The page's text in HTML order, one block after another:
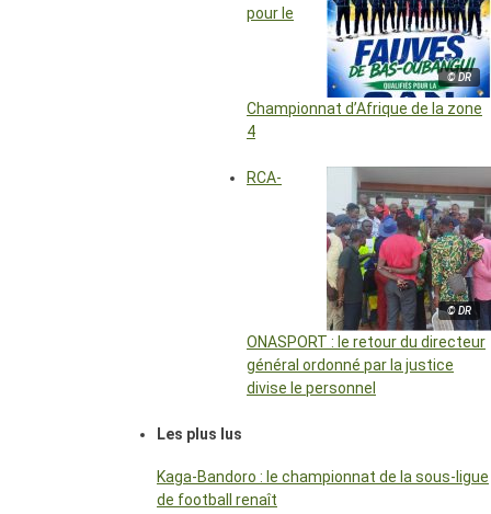
© DR
pour le
Championnat d’Afrique de la zone
4
© DR
RCA-
ONASPORT : le retour du directeur
général ordonné par la justice
divise le personnel
Les plus lus
Kaga-Bandoro : le championnat de la sous-ligue
de football renaît